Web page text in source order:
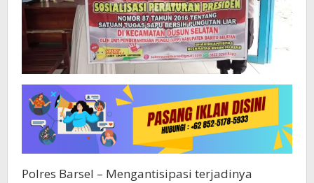
Polres Barsel – Mengantisipasi terjadinya